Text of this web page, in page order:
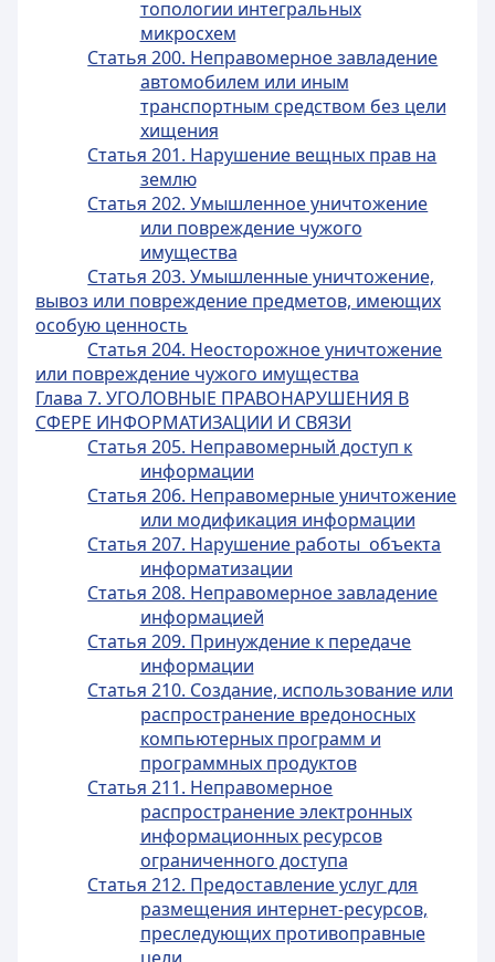
топологии интегральных
микросхем
Статья 200. Неправомерное завладение
автомобилем или иным
транспортным средством без цели
хищения
Статья 201. Нарушение вещных прав на
землю
Статья 202. Умышленное уничтожение
или повреждение чужого
имущества
Статья 203. Умышленные уничтожение,
вывоз или повреждение предметов, имеющих
особую ценность
Статья 204. Неосторожное уничтожение
или повреждение чужого имущества
Глава 7. УГОЛОВНЫЕ ПРАВОНАРУШЕНИЯ В
СФЕРЕ ИНФОРМАТИЗАЦИИ И СВЯЗИ
Статья 205. Неправомерный доступ к
информации
Статья 206. Неправомерные уничтожение
или модификация информации
Статья 207. Нарушение работы объекта
информатизации
Статья 208. Неправомерное завладение
информацией
Статья 209. Принуждение к передаче
информации
Статья 210. Создание, использование или
распространение вредоносных
компьютерных программ и
программных продуктов
Статья 211. Неправомерное
распространение электронных
информационных ресурсов
ограниченного доступа
Статья 212. Предоставление услуг для
размещения интернет-ресурсов,
преследующих противоправные